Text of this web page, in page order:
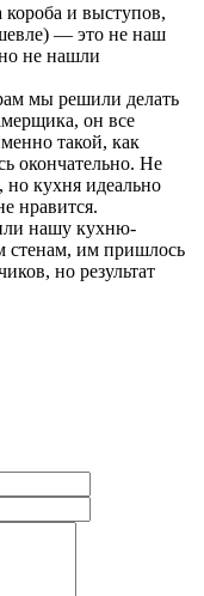
короба и выступов,
— это не наш
не нашли
мы решили делать
он все
такой, как
окончательно. Не
но кухня идеально
нравится.
нашу кухню-
стенам, им пришлось
но результат